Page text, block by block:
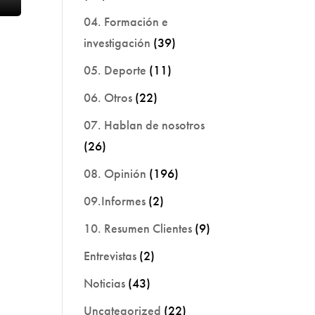
04. Formación e
investigación (39)
05. Deporte (11)
06. Otros (22)
07. Hablan de nosotros
(26)
08. Opinión (196)
09.Informes (2)
10. Resumen Clientes (9)
Entrevistas (2)
Noticias (43)
Uncategorized (22)